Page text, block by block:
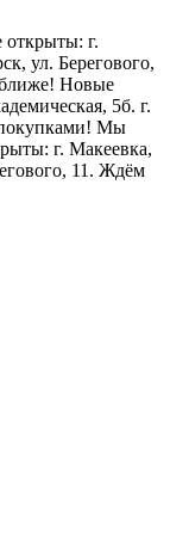
г.
ул. Берегового,
Новые
5б. г.
Мы
г. Макеевка,
11. Ждём